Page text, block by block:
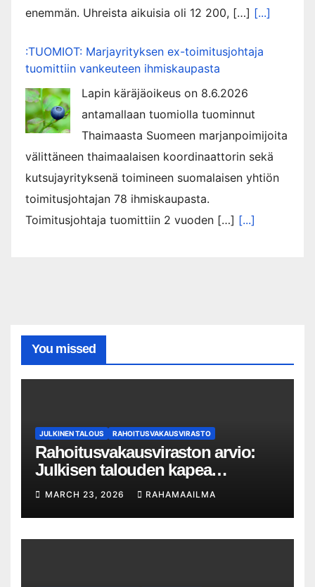
enemmän. Uhreista aikuisia oli 12 200, […] [...]
:TUOMIOT: Marjayrityksen ex-toimitusjohtaja
tuomittiin vankeuteen ihmiskaupasta
Lapin käräjäoikeus on 8.6.2026
antamallaan tuomiolla tuominnut
Thaimaasta Suomeen marjanpoimijoita
välittäneen thaimaalaisen koordinaattorin sekä
kutsujayrityksenä toimineen suomalaisen yhtiön
toimitusjohtajan 78 ihmiskaupasta.
Toimitusjohtaja tuomittiin 2 vuoden […] [...]
You missed
JULKINEN TALOUS RAHOITUSVAKAUSVIRASTO
Rahoitusvakausviraston arvio:
Julkisen talouden kapea
liikkumavara korostaa pankkien
kriisivalmiuksien merkitystä
MARCH 23, 2026 RAHAMAAILMA